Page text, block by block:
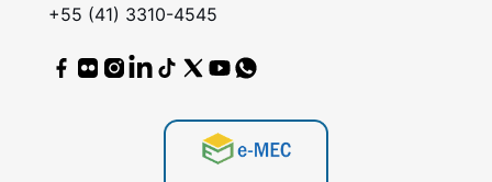
+55 (41) 3310-4545